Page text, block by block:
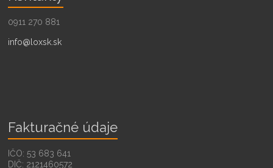
0911 270 881
info@loxsk.sk
Fakturačné údaje
IČO: 53 683 641
DIČ: 2121460572